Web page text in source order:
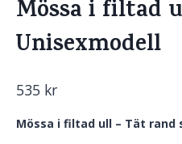
Mössa i filtad
Unisexmodell
535 kr
Mössa i filtad ull – Tät rand